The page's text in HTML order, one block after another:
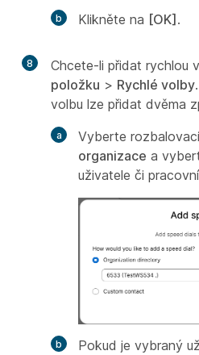
Klikněte na [OK] .
8 Chcete-li přidat rychlou
položku > Rychlé volby
volbu lze přidat dvěma
Vyberte
organizace a
uživatele či
Pokud je vybraný